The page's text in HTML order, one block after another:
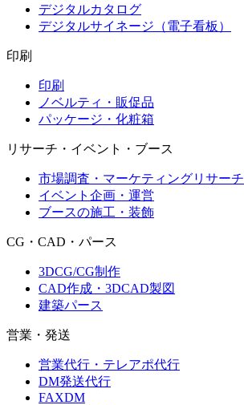
デジタルカタログ
デジタルサイネージ（電子看板）
印刷
印刷
ノベルティ・販促品
パッケージ・化粧箱
リサーチ・イベント・ブース
市場調査・マーケティングリサーチ
イベント企画・運営
ブースの施工・装飾
CG・CAD・パース
3DCG/CG制作
CAD作成・3DCAD製図
建築パース
営業・発送
営業代行・テレアポ代行
DM発送代行
FAXDM